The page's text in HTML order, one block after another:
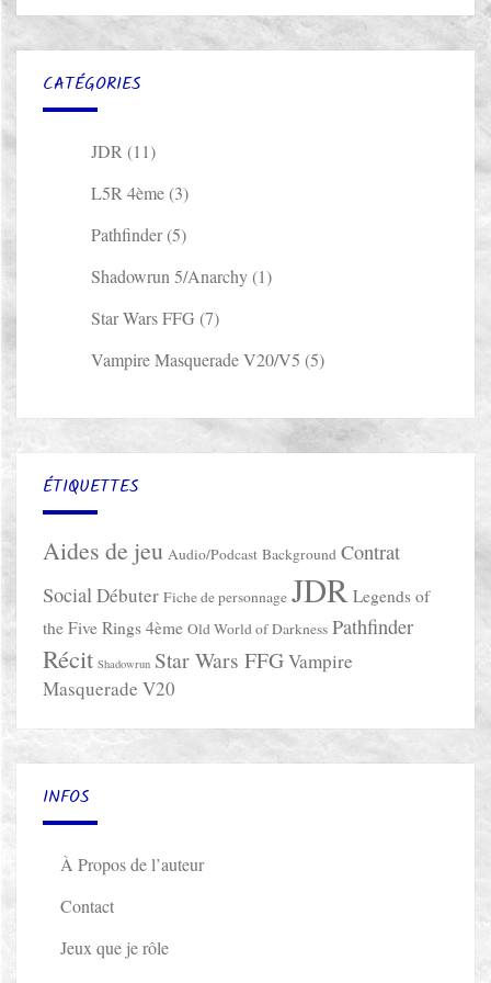
CATÉGORIES
JDR (11)
L5R 4ème (3)
Pathfinder(5)
Shadowrun 5/Anarchy (1)
Star Wars FFG (7)
Vampire Masquerade V20/V5 (5)
ÉTIQUETTES
Aides de jeu Audio/Podcast Background Contrat
SocialDébuter Fiche de personnage JDR Legends of
the Five Rings 4ème Old World of Darkness Pathfinder
Récit Shadowrun Star Wars FFGVampire
Masquerade V20
INFOS
À Propos de l’auteur
Contact
Jeux que je rôle